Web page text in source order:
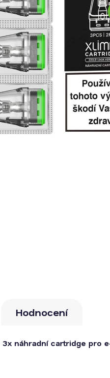
Hodnocení
3x náhradní cartridge pro